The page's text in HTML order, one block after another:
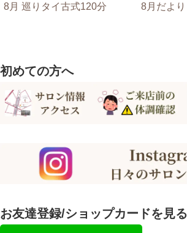
8月 巡りタイ古式120分 8月だより
初めての方へ
お友達登録/ショップカードを見る